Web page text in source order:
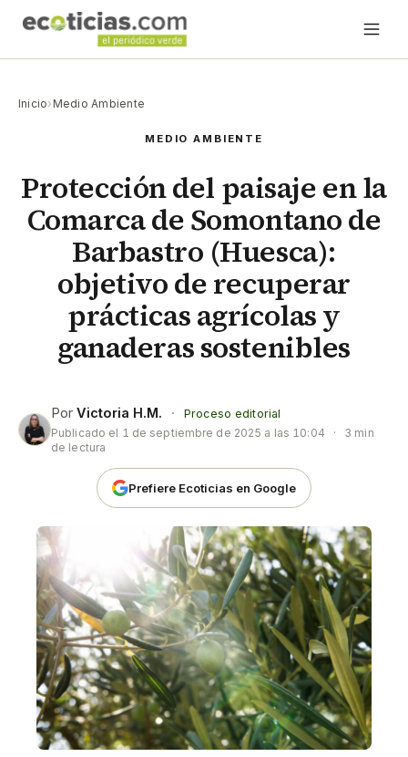
Inicio› Medio Ambiente
MEDIO AMBIENTE
Protección del paisaje en la
Comarca de Somontano de
Barbastro (Huesca):
objetivo de recuperar
prácticas agrícolas y
ganaderas sostenibles
Por Victoria H.M. ·
Proceso editorial
Publicado el 1 de septiembre de 2025 a las 10:04 ·
3 min
de lectura
Prefiere Ecoticias en Google